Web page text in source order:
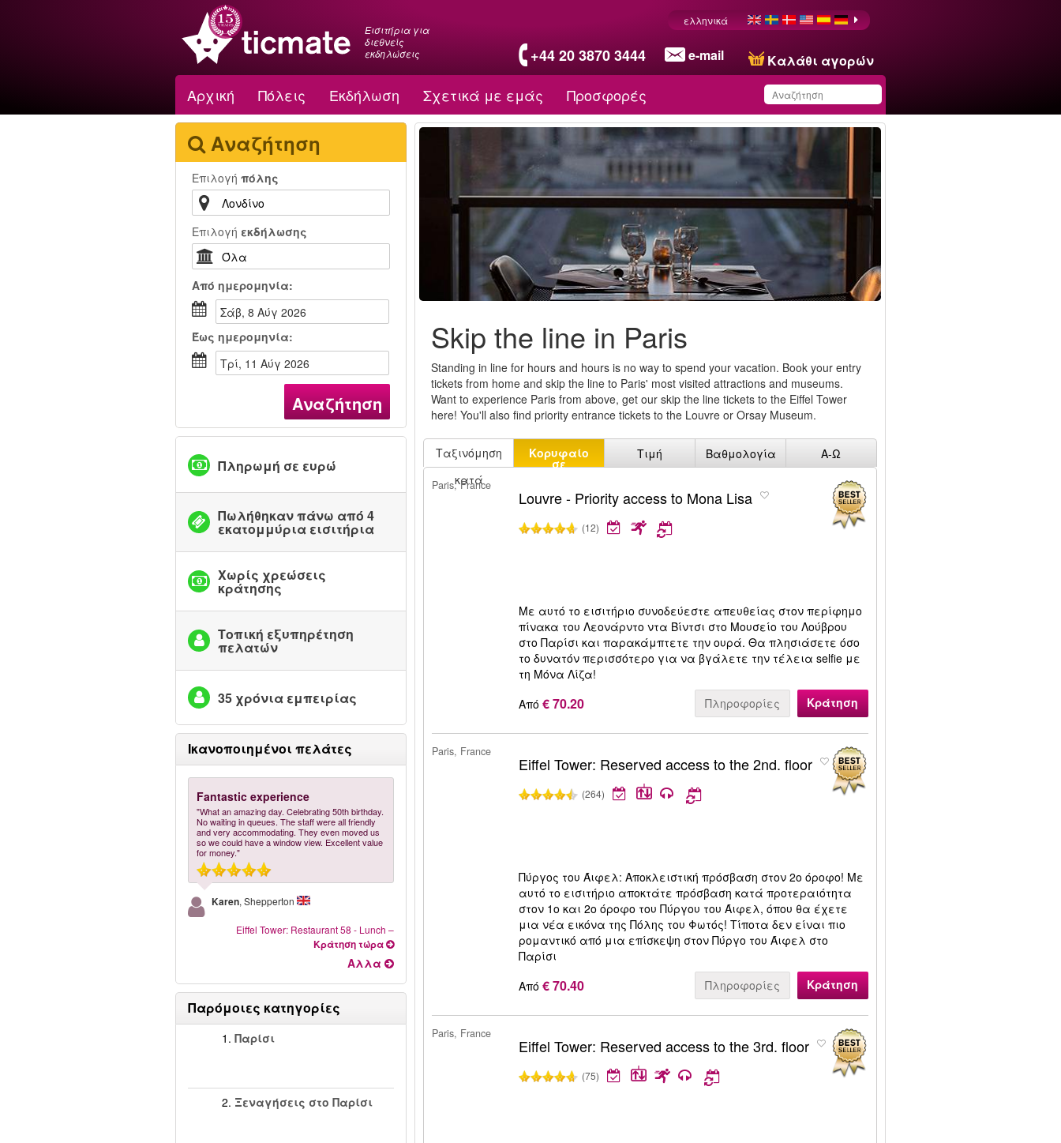
Εισιτήρια για
διεθνείς
εκδηλώσεις
+44 20 3870 3444 e-mail Καλάθι αγορών
ελληνικά
Αρχική Πόλεις Εκδήλωση Σχετικά με εμάς Προσφορές
Έχετε αποθηκεύσει
αυτό το προϊόν στη
λίστα σας
Αναζήτηση
Επιλογή πόλης
Επιλογή εκδήλωσης
Από ημερομηνία:
Σάβ, 8 Αύγ 2026
Έως ημερομηνία:
Τρί, 11 Αύγ 2026
Αναζήτηση
Πληρωμή σε ευρώ
Πωλήθηκαν πάνω από 4
εκατομμύρια εισιτήρια
Χωρίς χρεώσεις
κράτησης
Τοπική εξυπηρέτηση
πελατών
35 χρόνια εμπειρίας
Ικανοποιημένοι πελάτες
Fantastic experience
"What an amazing day. Celebrating 50th birthday.
No waiting in queues. The staff were all friendly
and very accommodating. They even moved us
so we could have a window view. Excellent value
for money."
Karen, Shepperton
Eiffel Tower: Restaurant 58 - Lunch –
Kράτηση τώρα
Αλλα
Παρόμοιες κατηγορίες
1. Παρίσι
2. Ξεναγήσεις στο Παρίσι
Skip the line in Paris
Standing in line for hours and hours is no way to spend your vacation. Book your entry
tickets from home and skip the line to Paris' most visited attractions and museums.
Want to experience Paris from above, get our skip the line tickets to the Eiffel Tower
here! You'll also find priority entrance tickets to the Louvre or Orsay Museum.
Ταξινόμηση
κατά
Κορυφαίο
σε
Τιμή Βαθμολογία Α-Ω
Paris, France
Louvre - Priority access to Mona Lisa
(12)
Με αυτό το εισιτήριο συνοδεύεστε απευθείας στον περίφημο
πίνακα του Λεονάρντο ντα Βίντσι στο Μουσείο του Λούβρου
στο Παρίσι και παρακάμπτετε την ουρά. Θα πλησιάσετε όσο
το δυνατόν περισσότερο για να βγάλετε την τέλεια selfie με
τη Μόνα Λίζα!
Από € 70.20 Πληροφορίες Κράτηση
Paris, France
Eiffel Tower: Reserved access to the 2nd. floor
(264)
Πύργος του Άιφελ: Αποκλειστική πρόσβαση στον 2ο όροφο! Με
αυτό το εισιτήριο αποκτάτε πρόσβαση κατά προτεραιότητα
στον 1ο και 2ο όροφο του Πύργου του Άιφελ, όπου θα έχετε
μια νέα εικόνα της Πόλης του Φωτός! Τίποτα δεν είναι πιο
ρομαντικό από μια επίσκεψη στον Πύργο του Άιφελ στο
Παρίσι
Από € 70.40 Πληροφορίες Κράτηση
Paris, France
Eiffel Tower: Reserved access to the 3rd. floor
(75)